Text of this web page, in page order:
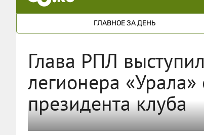
ГЛАВНОЕ ЗА ДЕНЬ
Глава РПЛ
легионера
президента клуба